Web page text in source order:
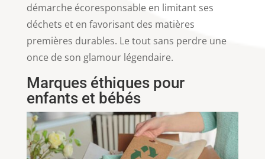
démarche écoresponsable en limitant ses
déchets et en favorisant des matières
premières durables. Le tout sans perdre une
once de son glamour légendaire.
Marques éthiques pour
enfants et bébés